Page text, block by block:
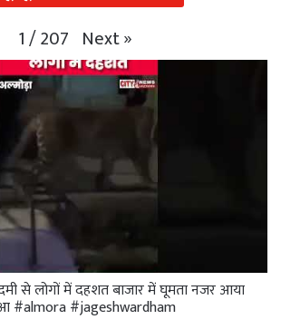
1/207 Next»
से लोगों में दहशत बाजार में घूमता नजर आया
#almora #jageshwardham